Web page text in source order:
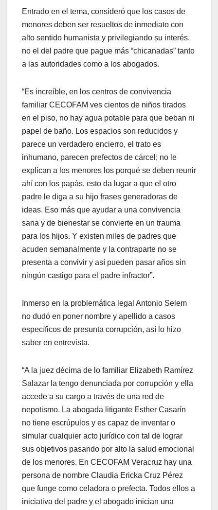
Entrado en el tema, consideró que los casos de
menores deben ser resueltos de inmediato con
alto sentido humanista y privilegiando su interés,
no el del padre que pague más “chicanadas” tanto
a las autoridades como a los abogados.
“Es increíble, en los centros de convivencia
familiar CECOFAM ves cientos de niños tirados
en el piso, no hay agua potable para que beban ni
papel de baño. Los espacios son reducidos y
parece un verdadero encierro, el trato es
inhumano, parecen prefectos de cárcel; no le
explican a los menores los porqué se deben reunir
ahí con los papás, esto da lugar a que el otro
padre le diga a su hijo frases generadoras de
ideas. Eso más que ayudar a una convivencia
sana y de bienestar se convierte en un trauma
para los hijos. Y existen miles de padres que
acuden semanalmente y la contraparte no se
presenta a convivir y así pueden pasar años sin
ningún castigo para el padre infractor”.
Inmerso en la problemática legal Antonio Selem
no dudó en poner nombre y apellido a casos
específicos de presunta corrupción, así lo hizo
saber en entrevista.
“A la juez décima de lo familiar Elizabeth Ramírez
Salazar la tengo denunciada por corrupción y ella
accede a su cargo a través de una red de
nepotismo. La abogada litigante Esther Casarín
no tiene escrúpulos y es capaz de inventar o
simular cualquier acto jurídico con tal de lograr
sus objetivos pasando por alto la salud emocional
de los menores. En CECOFAM Veracruz hay una
persona de nombre Claudia Ericka Cruz Pérez
que funge como celadora o prefecta. Todos ellos a
iniciativa del padre y el abogado inician una